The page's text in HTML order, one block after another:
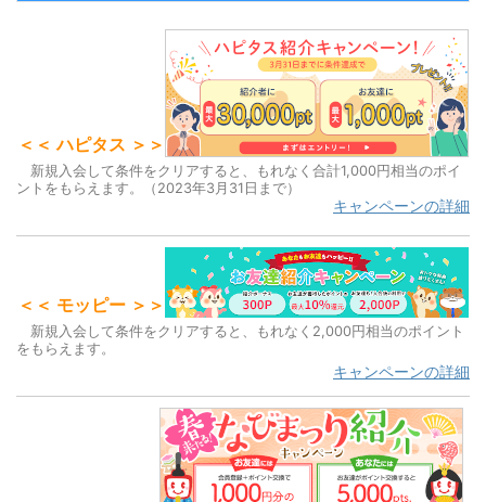
＜＜ ハピタス ＞＞
新規入会して条件をクリアすると、もれなく合計1,000円相当のポイ
ントをもらえます。（2023年3月31日まで）
キャンペーンの詳細
＜＜ モッピー ＞＞
新規入会して条件をクリアすると、もれなく2,000円相当のポイント
をもらえます。
キャンペーンの詳細